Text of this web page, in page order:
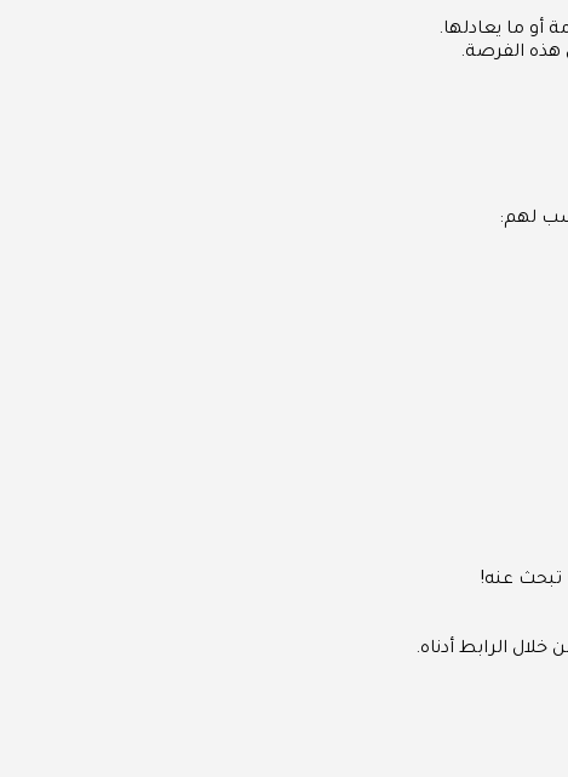
أو ما يعادلها.
هذه الفرصة.
لهم:
تبحث عنه!
الرابط أدناه.